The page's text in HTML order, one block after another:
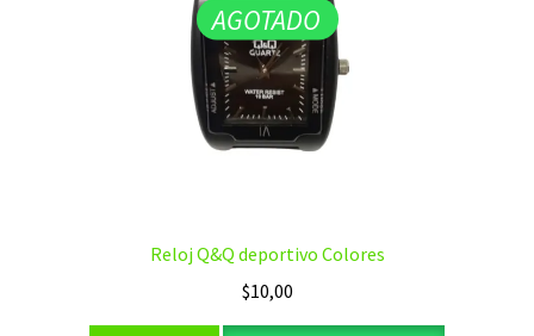
AGOTADO
Reloj Q&Q deportivo Colores
$10,00